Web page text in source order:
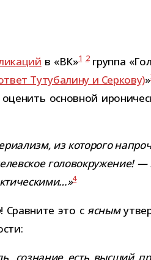
в «ВК»1 2группа
Тутубалину и Серкову)»
основ­ной
из кото­рого
голо­во­кру­же­ние!
4
! Сравните это сясным